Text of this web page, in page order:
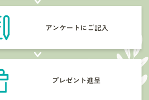
アンケートにご記入
プレゼント進呈